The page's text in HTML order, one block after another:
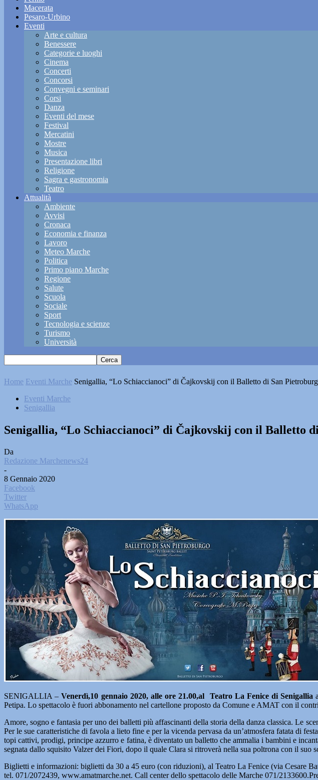
Macerata
Pesaro-Urbino
Eventi
Arte e cultura
Benessere
Categorie e luoghi
Cinema
Concerti
Concorsi
Convegni e seminari
Corsi
Danza
Eventi del mese
Festival
Mercatini
Mostre
Musica
Presentazione libri
Religione
Sagra e gastronomia
Teatro
Attualità
Ambiente
Avvisi
Cronaca
Economia e finanza
Lavoro
Meteo Marche
Politica
Primo piano Marche
Regione
Salute
Scuola
Sociale
Sport
Tecnologia e scienze
Turismo
Università
Home Eventi Marche Senigallia, “Lo Schiaccianoci” di Čajkovskij con il Balletto di San
Eventi Marche
Senigallia
Senigallia, “Lo Schiaccianoci” di Čajkovskij con il Balletto
Da
Redazione Marchenews24
-
8 Gennaio 2020
Facebook
Twitter
WhatsApp
SENIGALLIA – Venerdì,10 gennaio 2020, alle ore 21.00,al Teatro La Fenice di Senigallia
Petipa. Lo spettacolo è fuori abbonamento nel cartellone proposto da Comune e AMAT con il
Amore, sogno e fantasia per uno dei balletti più affascinanti della storia della danza classica. Le
Per le sue caratteristiche di favola a lieto fine e per la vicenda pervasa da un’atmosfera fatata di
topi cattivi, prodigi, principe azzurro e fatina, è diventato un balletto che ammalia i bambini e
segnata dallo squisito Valzer dei Fiori, dopo il quale Clara si ritroverà nella sua poltrona con il suo
Biglietti e informazioni: biglietti da 30 a 45 euro (con riduzioni), al Teatro La Fenice (via Cesare
tel. 071/2072439, www.amatmarche.net. Call center dello spettacolo delle Marche 071/